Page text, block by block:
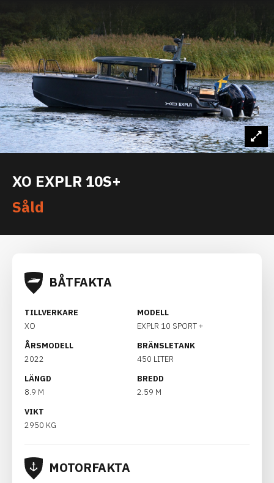
XO EXPLR 10S+
Såld
BÅTFAKTA
TILLVERKARE
XO
MODELL
EXPLR 10 SPORT +
ÅRSMODELL
2022
BRÄNSLETANK
450 LITER
LÄNGD
8.9 M
BREDD
2.59 M
VIKT
2950 KG
MOTORFAKTA